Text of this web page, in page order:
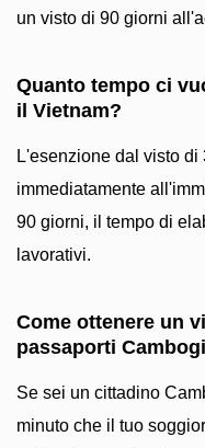
un visto di 90 giorni
Quanto tempo ci
il Vietnam?
L'esenzione dal visto
immediatamente
90 giorni, il tempo di
lavorativi.
Come ottenere un
passaporti
Se sei un cittadino
minuto che il tuo